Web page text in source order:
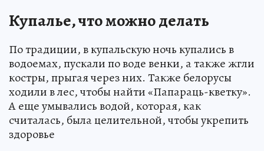
Купалье, что можно делать
По традиции, в купальскую ночь купались в
водоемах, пускали по воде венки, а также жгли
костры, прыгая через них. Также белорусы
ходили в лес, чтобы найти «Папараць-кветку».
А еще умывались водой, которая, как
считалась, была целительной, чтобы укрепить
здоровье